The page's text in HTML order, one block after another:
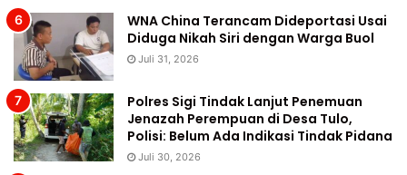
WNA China Terancam Dideportasi Usai
Diduga Nikah Siri dengan Warga Buol
Juli 31, 2026
Polres Sigi Tindak Lanjut Penemuan
Jenazah Perempuan di Desa Tulo,
Polisi: Belum Ada Indikasi Tindak Pidana
Juli 30, 2026